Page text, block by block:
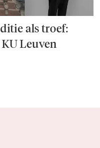
als troef:
Leuven